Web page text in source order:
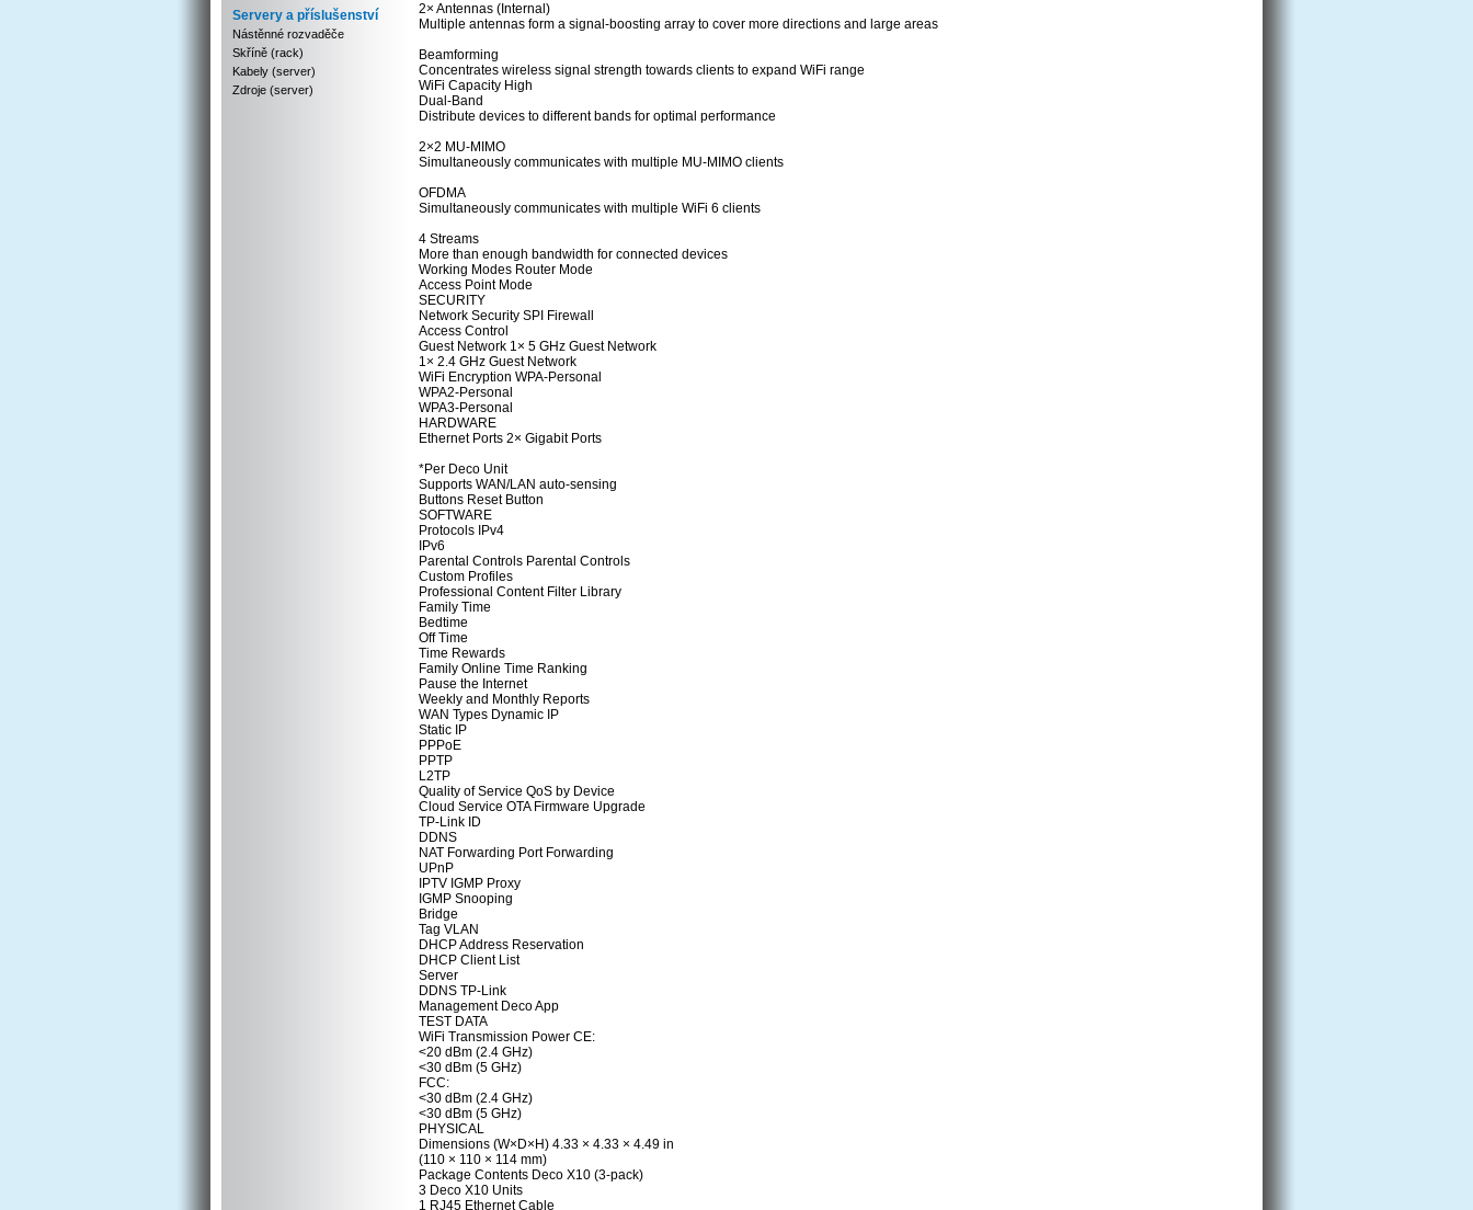
Servery a příslušenství
Nástěnné rozvaděče
Skříně (rack)
Kabely (server)
Zdroje (server)
2× Antennas (Internal)
Multiple antennas form a signal-boosting array to cover more directions and large areas
Beamforming
Concentrates wireless signal strength towards clients to expand WiFi range
WiFi Capacity High
Dual-Band
Distribute devices to different bands for optimal performance
2×2 MU-MIMO
Simultaneously communicates with multiple MU-MIMO clients
OFDMA
Simultaneously communicates with multiple WiFi 6 clients
4 Streams
More than enough bandwidth for connected devices
Working Modes Router Mode
Access Point Mode
SECURITY
Network Security SPI Firewall
Access Control
Guest Network 1× 5 GHz Guest Network
1× 2.4 GHz Guest Network
WiFi Encryption WPA-Personal
WPA2-Personal
WPA3-Personal
HARDWARE
Ethernet Ports 2× Gigabit Ports
*Per Deco Unit
Supports WAN/LAN auto-sensing
Buttons Reset Button
SOFTWARE
Protocols IPv4
IPv6
Parental Controls Parental Controls
Custom Profiles
Professional Content Filter Library
Family Time
Bedtime
Off Time
Time Rewards
Family Online Time Ranking
Pause the Internet
Weekly and Monthly Reports
WAN Types Dynamic IP
Static IP
PPPoE
PPTP
L2TP
Quality of Service QoS by Device
Cloud Service OTA Firmware Upgrade
TP-Link ID
DDNS
NAT Forwarding Port Forwarding
UPnP
IPTV IGMP Proxy
IGMP Snooping
Bridge
Tag VLAN
DHCP Address Reservation
DHCP Client List
Server
DDNS TP-Link
Management Deco App
TEST DATA
WiFi Transmission Power CE:
<20 dBm (2.4 GHz)
<30 dBm (5 GHz)
FCC:
<30 dBm (2.4 GHz)
<30 dBm (5 GHz)
PHYSICAL
Dimensions (W×D×H) 4.33 × 4.33 × 4.49 in
(110 × 110 × 114 mm)
Package Contents Deco X10 (3-pack)
3 Deco X10 Units
1 RJ45 Ethernet Cable